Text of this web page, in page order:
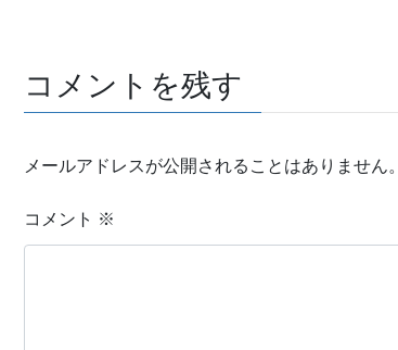
コメントを残す
メールアドレスが公開されることはありません。
コメント ※